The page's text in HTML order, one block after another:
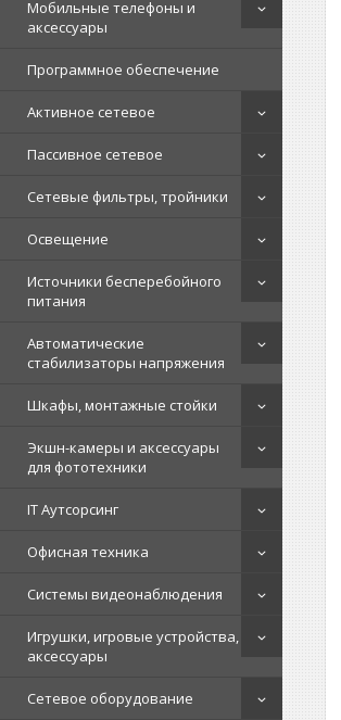
Мобильные телефоны и
аксессуары
Программное обеспечение
Активное сетевое
Пассивное сетевое
Сетевые фильтры, тройники
Освещение
Источники бесперебойного
питания
Автоматические
стабилизаторы напряжения
Шкафы, монтажные стойки
Экшн-камеры и аксессуары
для фототехники
IT Аутсорсинг
Офисная техника
Системы видеонаблюдения
Игрушки, игровые устройства,
аксессуары
Сетевое оборудование